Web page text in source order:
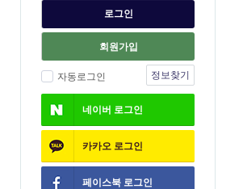
회원가입
자동로그인 정보찾기
네이버 로그인
카카오로그인
페이스북로그인